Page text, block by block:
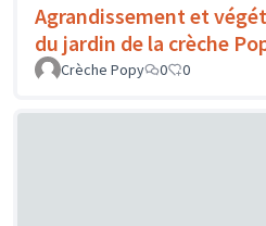
Agrandissement et
du jardin de la crèche
Crèche Popy
0 0